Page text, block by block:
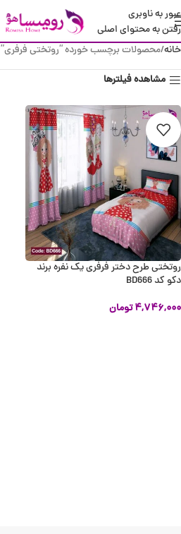
عبور به ناوبری
رفتن به محتوای اصلی
خانه محصولات برچسب خورده “روتختی فرفری”
مشاهده فیلترها
روتختی طرح دختر فرفری یک نفره برند
دکو کد BD666
۴,۷۴۶,۰۰۰تومان